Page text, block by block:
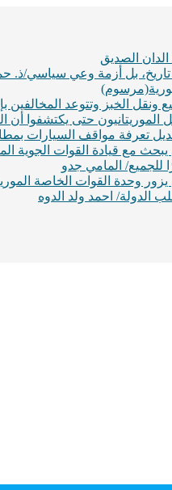
الصديق
بل أزمة وعي سياسي/ذ.
ونقل الخبز وتتوعد المخالفين
الموريتانيون حتى يكتشفوا
تعرفة مواقف السيارات
مع قيادة القوات الجوية
للجميع/ المامي جدو
وحدة القوات الخاصة
الدولة/ احمد ولد الدوه